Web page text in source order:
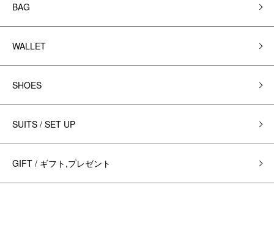
BAG
WALLET
SHOES
SUITS / SET UP
GIFT / ギフト,プレゼント